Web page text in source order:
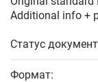
Additional info +
Статус
Формат: